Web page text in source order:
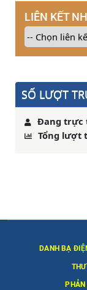
LIÊN KẾT
SỐ LƯỢT
Đang trực
Tổng lượt
DANH BẠ
PHẢN